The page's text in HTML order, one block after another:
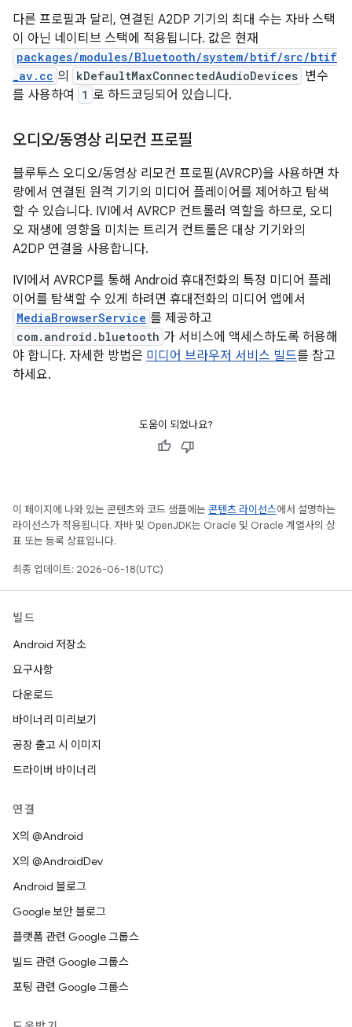
다른 프로필과 달리, 연결된 A2DP 기기의 최대 수는 자바 스택
이 아닌 네이티브 스택에 적용됩니다. 값은 현재
packages/modules/Bluetooth/system/btif/src/btif
_av.cc 의 kDefaultMaxConnectedAudioDevices 변수
를 사용하여
1 로 하드코딩되어 있습니다.
오디오/동영상 리모컨 프로필
블루투스 오디오/동영상 리모컨 프로필(AVRCP)을 사용하면 차
량에서 연결된 원격 기기의 미디어 플레이어를 제어하고 탐색
할 수 있습니다. IVI에서 AVRCP 컨트롤러 역할을 하므로, 오디
오 재생에 영향을 미치는 트리거 컨트롤은 대상 기기와의
A2DP 연결을 사용합니다.
IVI에서 AVRCP를 통해 Android 휴대전화의 특정 미디어 플레
이어를 탐색할 수 있게 하려면 휴대전화의 미디어 앱에서
MediaBrowserService 를 제공하고
com.android.bluetooth 가 서비스에 액세스하도록 허용해
야 합니다. 자세한 방법은 미디어 브라우저 서비스 빌드를 참고
하세요.
도움이 되었나요?
이 페이지에 나와 있는 콘텐츠와 코드 샘플에는 콘텐츠 라이선스에서 설명하는
라이선스가 적용됩니다. 자바 및 OpenJDK는 Oracle 및 Oracle 계열사의 상
표 또는 등록 상표입니다.
최종 업데이트: 2026-06-18(UTC)
빌드
Android 저장소
요구사항
다운로드
바이너리 미리보기
공장 출고 시 이미지
드라이버 바이너리
연결
X의 @Android
X의 @AndroidDev
Android 블로그
Google 보안 블로그
플랫폼 관련 Google 그룹스
빌드 관련 Google 그룹스
포팅 관련 Google 그룹스